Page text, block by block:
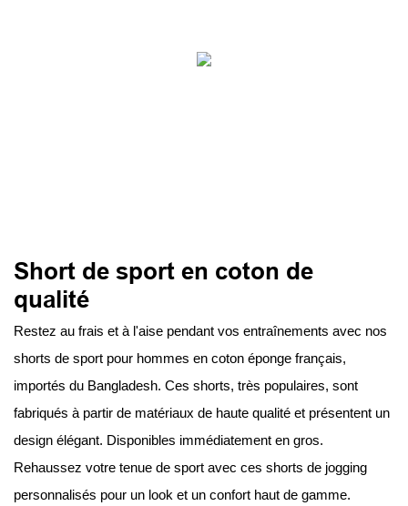
Short de sport en coton de
qualité
Restez au frais et à l'aise pendant vos entraînements avec nos
shorts de sport pour hommes en coton éponge français,
importés du Bangladesh. Ces shorts, très populaires, sont
fabriqués à partir de matériaux de haute qualité et présentent un
design élégant. Disponibles immédiatement en gros.
Rehaussez votre tenue de sport avec ces shorts de jogging
personnalisés pour un look et un confort haut de gamme.